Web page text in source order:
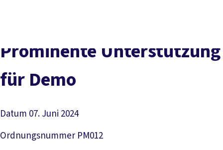
Service
Mitmachen
Prominente Unterstützung
für Demo
Datum 07. Juni 2024
Ordnungsnummer PM012